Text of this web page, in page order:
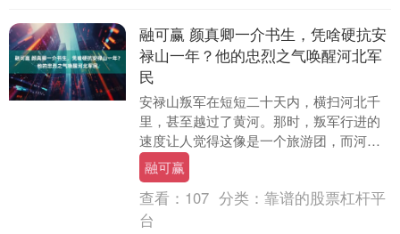
融可赢 颜真卿一介书生，凭啥硬抗安
禄山一年？他的忠烈之气唤醒河北军
民
安禄山叛军在短短二十天内，横扫河北千
里，甚至越过了黄河。那时，叛军行进的
速度让人觉得这像是一个旅游团，而河北
的官军则像是热情的主人，双方毫无敌
意，仿佛没有战争的....
融可赢
查看： 107 分类： 靠谱的股票杠杆平
台